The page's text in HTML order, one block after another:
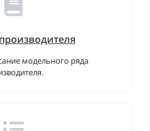
модельного ряда